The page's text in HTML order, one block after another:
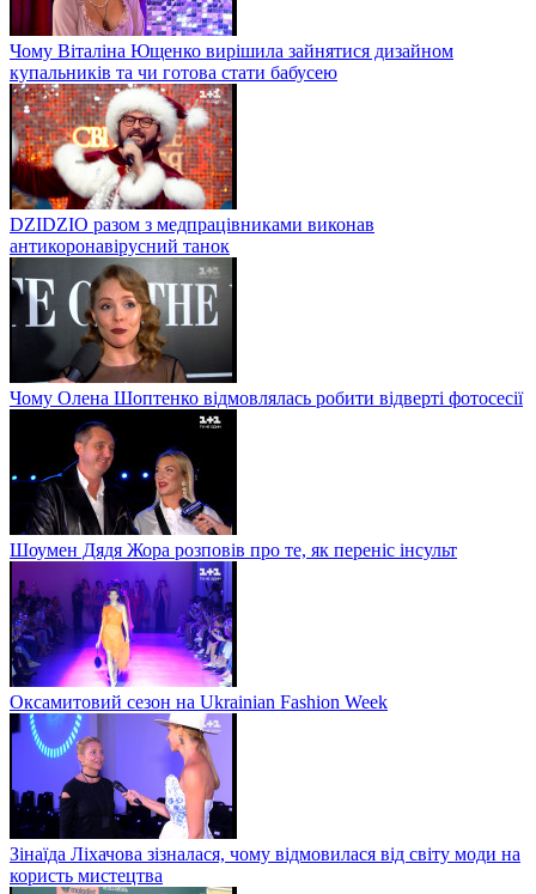
Чому Віталіна Ющенко вирішила зайнятися дизайном
купальників та чи готова стати бабусею
DZIDZIO разом з медпрацівниками виконав
антикоронавірусний танок
Чому Олена Шоптенко відмовлялась робити відверті фотосесії
Шоумен Дядя Жора розповів про те, як переніс інсульт
Оксамитовий сезон на Ukrainian Fashion Week
Зінаїда Ліхачова зізналася, чому відмовилася від світу моди на
користь мистецтва